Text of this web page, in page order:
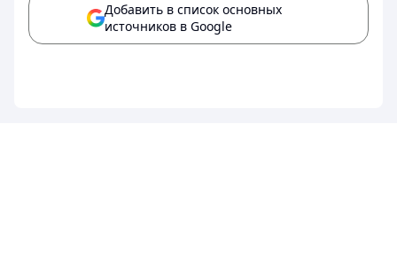
Добавить в список основных
источников в Google